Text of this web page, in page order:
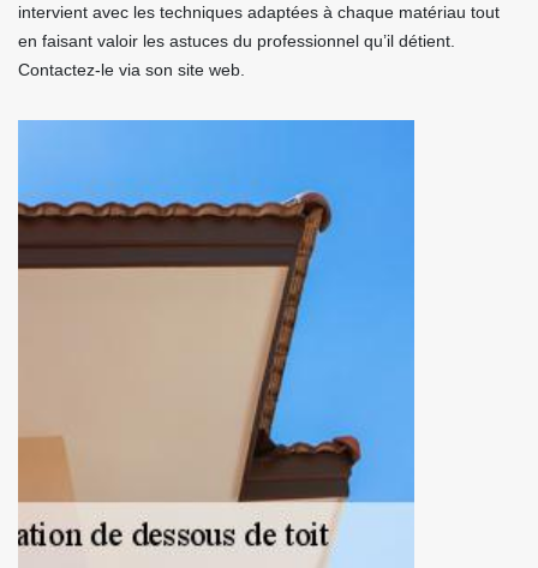
intervient avec les techniques adaptées à chaque matériau tout
en faisant valoir les astuces du professionnel qu’il détient.
Contactez-le via son site web.